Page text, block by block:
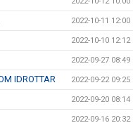
2022-10-11 12:00
2022-10-10 12:12
2022-09-27 08:49
IDROTTAR 2022-09-22 09:25
2022-09-20 08:14
2022-09-16 20:32